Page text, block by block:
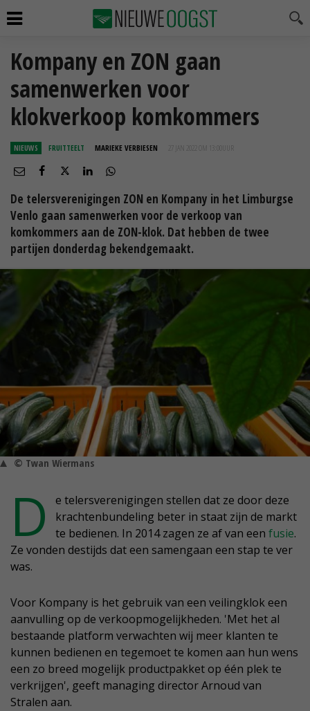
Kompany en ZON gaan
samenwerken voor
klokverkoop komkommers
NIEUWS FRUITTEELT MARIEKE VERBIESEN 27 JAN 2022 OM 13:00
De telersverenigingen ZON en Kompany in het Limburgse
Venlo gaan samenwerken voor de verkoop van
komkommers aan de ZON-klok. Dat hebben de twee
partijen donderdag bekendgemaakt.
© Twan Wiermans
D
e telersverenigingen stellen dat ze door deze
krachtenbundeling beter in staat zijn de markt
te bedienen. In 2014 zagen ze af van een fusie.
Ze vonden destijds dat een samengaan een stap te ver
was.
Voor Kompany is het gebruik van een veilingklok een
aanvulling op de verkoopmogelijkheden. 'Met het al
bestaande platform verwachten wij meer klanten te
kunnen bedienen en tegemoet te komen aan hun wens
een zo breed mogelijk productpakket op één plek te
verkrijgen', geeft managing director Arnoud van
Stralen aan.